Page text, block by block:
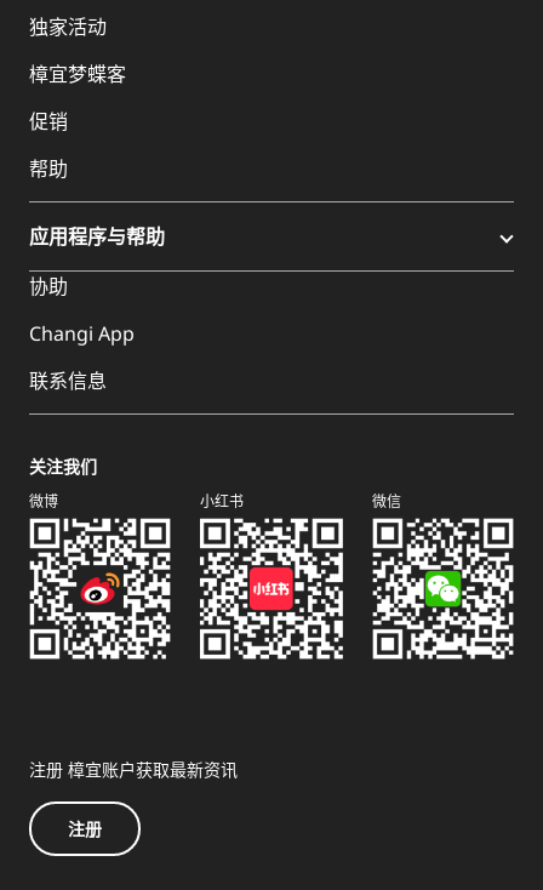
独家活动
樟宜梦蝶客
促销
帮助
应用程序与帮助
协助
Changi App
联系信息
关注我们
微博 小红书 微信
注册 樟宜账户获取最新资讯
注册